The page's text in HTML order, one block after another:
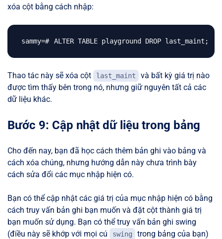
xóa cột bằng cách nhập:
ALTER TABLE playground DROP last_maint ;
Thao tác này sẽ xóa cột last_maint
và bất kỳ giá trị nào
được tìm thấy bên trong nó, nhưng giữ nguyên tất cả các
dữ liệu khác.
Bước 9: Cập nhật dữ liệu trong bảng
Cho đến nay, bạn đã học cách thêm bản ghi vào bảng và
cách xóa chúng, nhưng hướng dẫn này chưa trình bày
cách sửa đổi các mục nhập hiện có.
Bạn có thể cập nhật các giá trị của mục nhập hiện có bằng
cách truy vấn bản ghi bạn muốn và đặt cột thành giá trị
bạn muốn sử dụng. Bạn có thể truy vấn bản ghi swing
(điều này sẽ khớp với mọi cú
swing
trong bảng của bạn)